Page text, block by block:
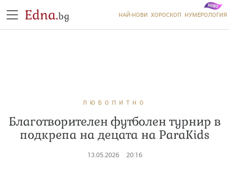
Edna.bg НАЙ-НОВИ ХОРОСКОП НУМЕРОЛОГИЯ
ЛЮБОПИТНО
Благотворителен футболен турнир в
подкрепа на децата на ParaKids
13.05.2026 20:16